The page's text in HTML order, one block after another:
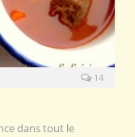
14
dans tout le